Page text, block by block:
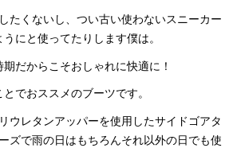
たくないし、つい古い使わないスニーカー
にと使ってたりします僕は。
だからこそおしゃれに快適に！
とでおススメのブーツです。
ウレタンアッパーを使用したサイドゴアタ
ズで雨の日はもちろんそれ以外の日でも使